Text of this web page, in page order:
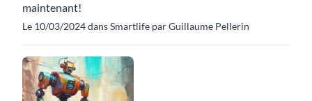
maintenant!
Le 10/03/2024 dans Smartlife par Guillaume Pellerin